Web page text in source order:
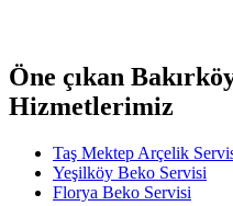
Öne çıkan
Hizmetlerimiz
Taş Mektep Arçelik
Yeşilköy Beko Servisi
Florya Beko Servisi